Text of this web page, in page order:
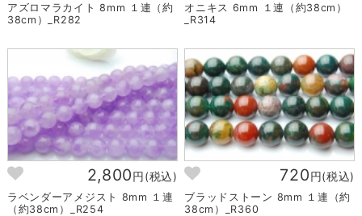
アズロマラカイト 8mm １連（約
38cm）_R282
オニキス 6mm １連（約38cm）
_R314
2,800円(税込)
ラベンダーアメジスト 8mm １連
（約38cm）_R254
720円(税込)
ブラッドストーン 8mm １連（約
38cm）_R360